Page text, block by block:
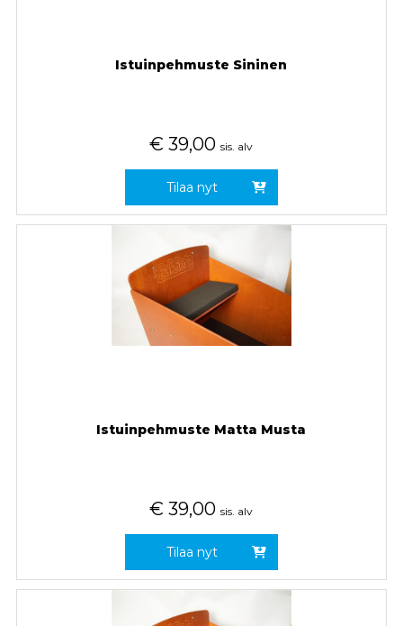
Istuinpehmuste Sininen
€ 39,00 sis. alv
Tilaa nyt
Istuinpehmuste Matta Musta
€ 39,00 sis. alv
Tilaa nyt